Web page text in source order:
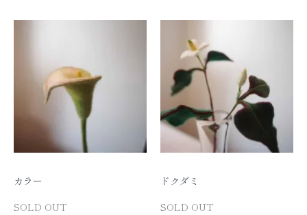
カラー
SOLD OUT
ドクダミ
SOLD OUT